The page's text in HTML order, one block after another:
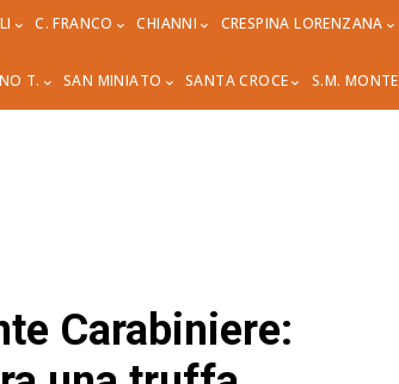
C. FRANCO CHIANNI CRESPINA LORENZANA
T. SAN MINIATO SANTA CROCE S.M. MONTE
Carabiniere: